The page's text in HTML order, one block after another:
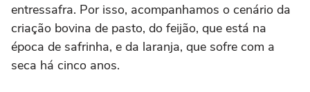
entressafra. Por isso, acompanhamos o cenário da
criação bovina de pasto, do feijão, que está na
época de safrinha, e da laranja, que sofre com a
seca há cinco anos.